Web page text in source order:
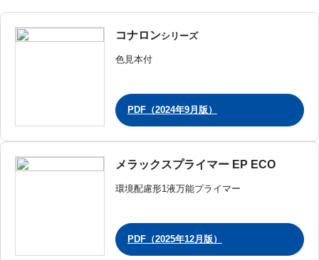
コナロンシリーズ
色見本付
PDF（2024年9月版）
メラックスプライマー EP ECO
環境配慮形1液万能プライマー
PDF（2025年12月版）